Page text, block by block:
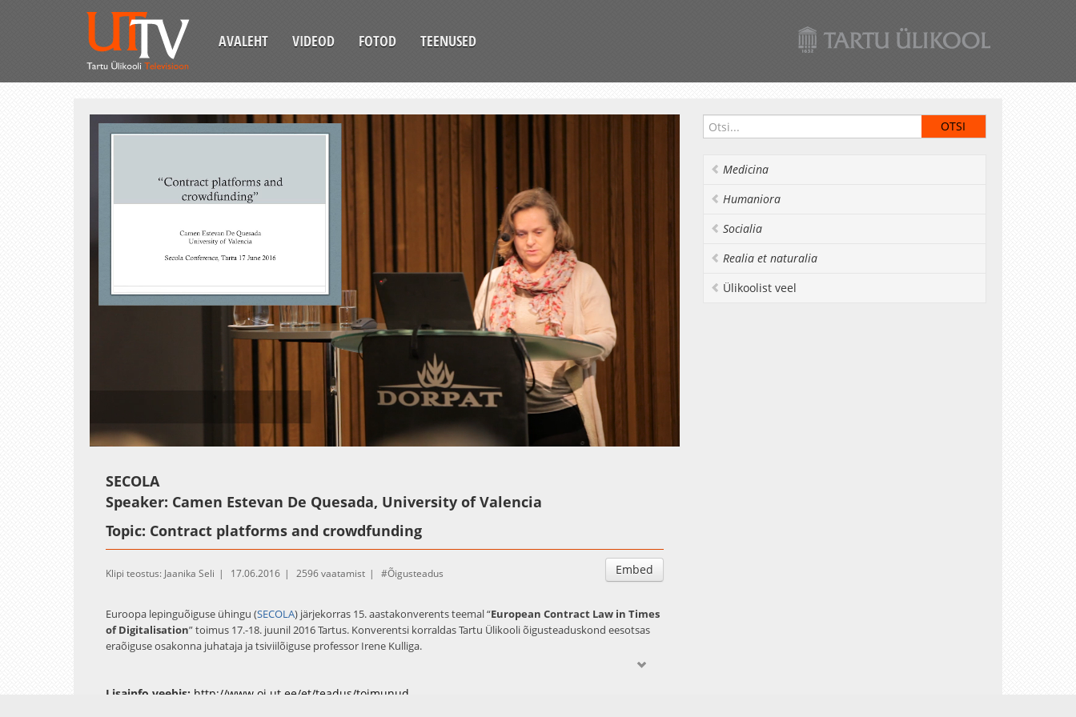
AVALEHT VIDEOD FOTOD TEENUSED
Unmute Esituskiirused
Auto
SECOLA
Speaker: Camen Estevan De Quesada, University of Valencia
Topic: Contract platforms and crowdfunding
Embed
Klipi teostus: Jaanika Seli 17.06.2016 2596 vaatamist Õigusteadus
Euroopa lepinguõiguse ühingu (SECOLA) järjekorras 15. aastakonverents teemal “European Contract Law in Times
of Digitalisation” toimus 17.-18. juunil 2016 Tartus. Konverentsi korraldas Tartu Ülikooli õigusteaduskond eesotsas
eraõiguse osakonna juhataja ja tsiviilõiguse professor Irene Kulliga.
juunis. Valik langes Eesti kasuks eelkõige seetõttu, et Eesti on tuntud kui digitaalse tehnoloogia võimalusi
Lisainfo veebis: http://www.oi.ut.ee/et/teadus/toimunud
Medicina
Humaniora
Socialia
Realia et naturalia
Ülikoolist veel